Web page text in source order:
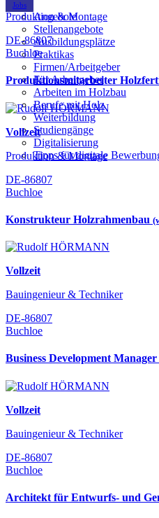
Jobs
Angebote
Stellenangebote
Ausbildungsplätze
Praktikas
Firmen/Arbeitgeber
Für Arbeitgeber
Arbeiten im Holzbau
Berufe mit Holz
Weiterbildung
Studiengänge
Digitalisierung
Tipps für digitale
Produktion & Montage
DE-86807
Buchloe
Produktionsmitarbeiter
Vollzeit
Produktion & Montage
DE-86807
Buchloe
Konstrukteur Holzrahmenbau
Vollzeit
Bauingenieur & Techniker
DE-86807
Buchloe
Business Development
Vollzeit
Bauingenieur & Techniker
DE-86807
Buchloe
Architekt für Entwurfs- und